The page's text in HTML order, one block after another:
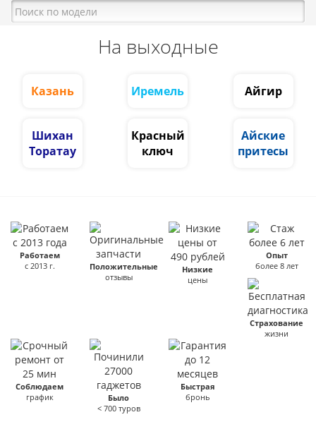
На выходные
Казань Иремель Айгир
Шихан
Торатау
Красный
ключ
Айские
притесы
Работаем
с 2013 г.
Положительные
отзывы
Низкие
цены
Опыт
более 8 лет
Страхование
жизни
Соблюдаем
график
Было
< 700 туров
Быстрая
бронь